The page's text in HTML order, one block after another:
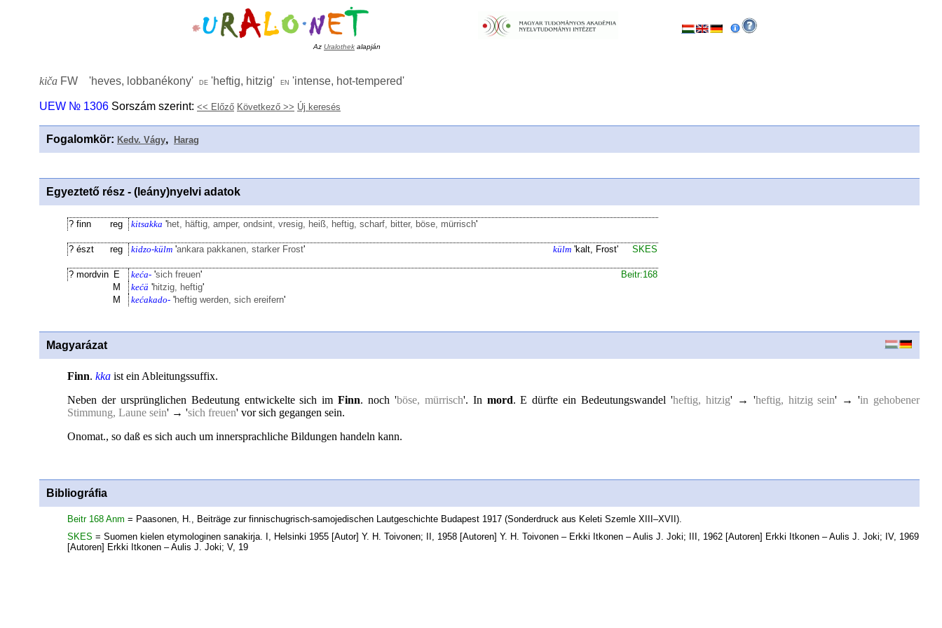
Az Uralothek alapján
kiča FW 'heves, lobbanékony' de 'heftig, hitzig' en 'intense, hot-tempered'
UEW № 1306 Sorszám szerint: << Előző Következő >> Új keresés
Fogalomkör: Kedv. Vágy, Harag
Egyeztető rész - (leány)nyelvi adatok
? finn reg kitsakka 'het, häftig, amper, ondsint, vresig, heiß, heftig, scharf, bitter, böse, mürrisch'
? észt reg kidzo-külm 'ankara pakkanen, starker Frost' külm 'kalt, Frost' SKES
? mordvin E keća- 'sich freuen'
Beitr:168
M
kećä 'hitzig, heftig'
M
kećakado- 'heftig werden, sich ereifern'
Magyarázat
Finn. kka ist ein Ableitungssuffix.
Neben der ursprünglichen Bedeutung entwickelte sich imFinn. noch 'böse, mürrisch'. In mord. E dürfte ein Bedeutungswandel 'heftig, hitzig' → 'heftig, hitzig sein' → 'in gehobener
Stimmung, Laune sein' → 'sich freuen' vor sich gegangen sein.
Onomat., so daß es sich auch um innersprachliche Bildungen handeln kann.
Bibliográfia
Beitr 168 Anm = Paasonen, H., Beiträge zur finnischugrisch-samojedischen Lautgeschichte Budapest 1917 (Sonderdruck aus Keleti Szemle XIII–XVII).
SKES = Suomen kielen etymologinen sanakirja. I, Helsinki 1955 [Autor] Y. H. Toivonen; II, 1958 [Autoren] Y. H. Toivonen – Erkki Itkonen – Aulis J. Joki; III, 1962 [Autoren] Erkki Itkonen – Aulis J. Joki; IV, 1969
[Autoren] Erkki Itkonen – Aulis J. Joki; V, 19